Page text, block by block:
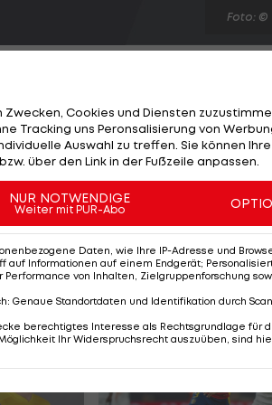
Foto: ©
erhalten bleiben. Der Verteidiger,
aus "Hockeytown" - im Mai
kommen. "Wir haben uns
sein werden, aber er wird
General Manager Jim Nill.
Cookies und Diensten
Tracking uns Peronsalisierung von
Auswahl zu treffen. Sie können
über den Link in der Fußzeile anpassen.
NUR NOTWENDIGE
Weiter mit PUR-Abo
Daten, wie Ihre IP-Adresse und
auf Informationen auf einem Endgerät;
von Inhalten, Zielgruppenforschung
: Genaue Standortdaten und Identifikation durch
berechtigtes Interesse als Rechtsgrundlage für
Ihr Widerspruchsrecht auszuüben, sind